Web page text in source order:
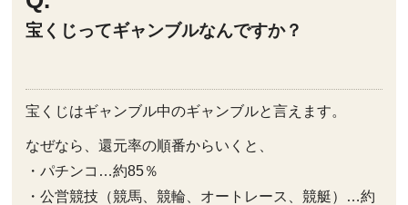
宝くじってギャンブルなんですか？
宝くじはギャンブル中のギャンブルと言えます。
なぜなら、還元率の順番からいくと、
・パチンコ…約85％
・公営競技（競馬、競輪、オートレース、競艇）…約